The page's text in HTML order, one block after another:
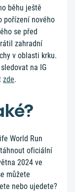
běhu ještě
pořízení nového
se před
zahradní
v oblasti krku.
na IG
zde.
World Run
oficiální
2024 ve
můžete
nebo ujedete?